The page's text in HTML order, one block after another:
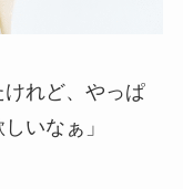
けれど、やっぱ
いなぁ」